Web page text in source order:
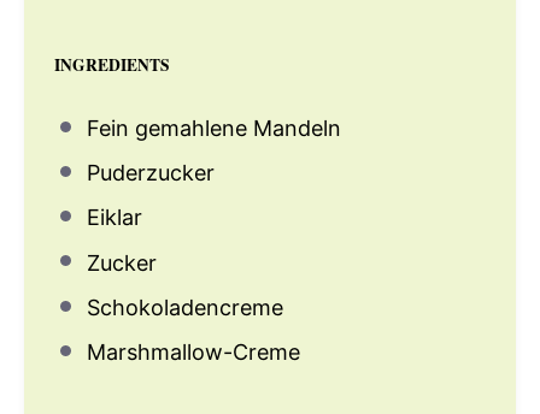
INGREDIENTS
Fein gemahlene Mandeln
Puderzucker
Eiklar
Zucker
Schokoladencreme
Marshmallow-Creme